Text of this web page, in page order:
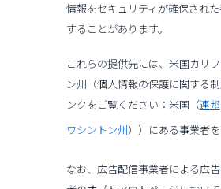
情報をセキュリティが確保され
することがあります。
これらの提供先には、米国カリ
ン州（個人情報の保護に関する
ンクをご覧ください：米国（連邦
ワシントン州））にある事業者を
なお、広告配信事業者による広